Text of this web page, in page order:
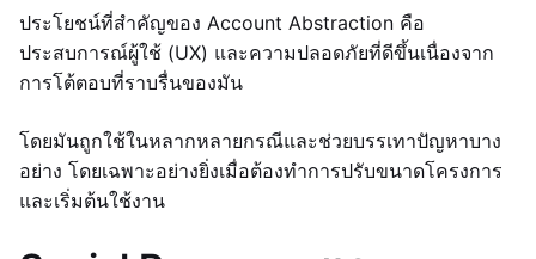
ประโยชน์ที่สำคัญของ Account Abstraction คือ
ประสบการณ์ผู้ใช้ (UX) และความปลอดภัยที่ดีขึ้นเนื่องจาก
การโต้ตอบที่ราบรื่นของมัน
โดยมันถูกใช้ในหลากหลายกรณีและช่วยบรรเทาปัญหาบาง
อย่าง โดยเฉพาะอย่างยิ่งเมื่อต้องทำการปรับขนาดโครงการ
และเริ่มต้นใช้งาน